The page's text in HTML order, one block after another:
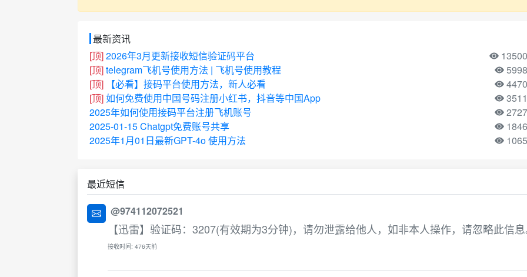
最新资讯
[顶]2026年3月更新接收短信验证码平台
[顶]telegram飞机号使用方法 | 飞机号使用教程
[顶]
【必看】接码平台使用方法，新人必看
[顶]如何免费使用中国号码注册小红书，抖音等中国App
2025年如何使用接码平台注册飞机账号
2025-01-15 Chatgpt免费账号共享
2025年1月01日最新GPT-4o 使用方法
最近短信
@974112072521
【迅雷】验证码：3207(有效期为3分钟)，请勿泄露给他人，如非本人操作，请忽略此信
接收时间: 476天前